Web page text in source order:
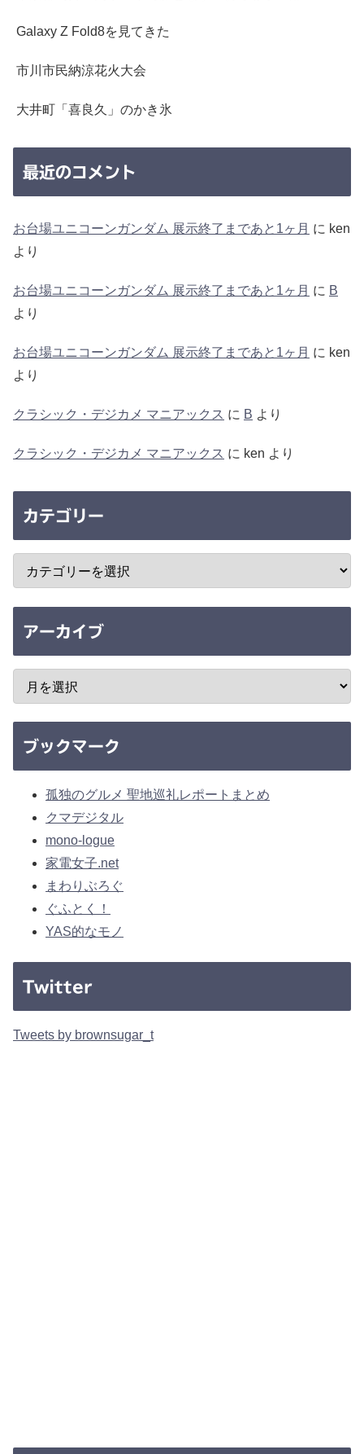
Galaxy Z Fold8を見てきた
市川市民納涼花火大会
大井町「喜良久」のかき氷
最近のコメント
お台場ユニコーンガンダム 展示終了まであと1ヶ月 に ken
より
お台場ユニコーンガンダム 展示終了まであと1ヶ月 に B
より
お台場ユニコーンガンダム 展示終了まであと1ヶ月 に ken
より
クラシック・デジカメ マニアックス に B より
クラシック・デジカメ マニアックス に ken より
カテゴリー
アーカイブ
ブックマーク
孤独のグルメ 聖地巡礼レポートまとめ
クマデジタル
mono-logue
家電女子.net
まわりぶろぐ
ぐふとく！
YAS的なモノ
Twitter
Tweets by brownsugar_t